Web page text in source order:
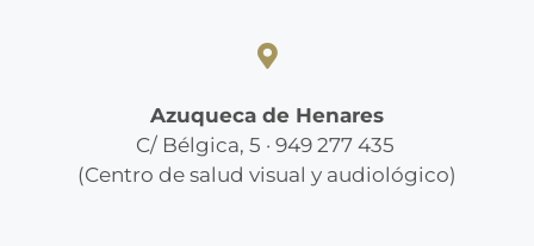
Azuqueca de Henares
C/ Bélgica, 5 · 949 277 435
(Centro de salud visual y audiológico)